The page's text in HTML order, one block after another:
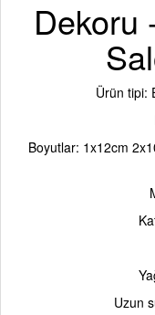
Dekoru
Ürün tipi:
Boyutlar: 1x12cm
Uzun